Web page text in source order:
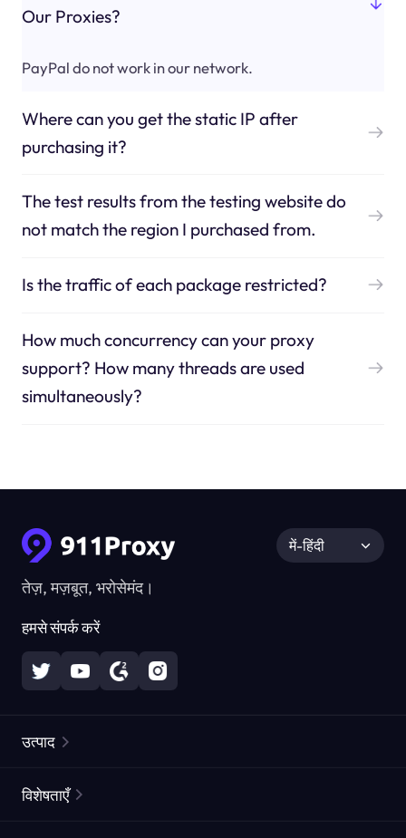
Our Proxies?
PayPal do not work in our network.
Where can you get the static IP after
purchasing it?
The test results from the testing website do
not match the region I purchased from.
Is the traffic of each package restricted?
How much concurrency can your proxy
support? How many threads are used
simultaneously?
तेज़, मज़बूत, भरोसेमंद।
हमसे संपर्क करें
में-हिंदी
उत्पाद
विशेषताएँ